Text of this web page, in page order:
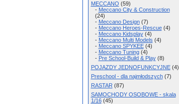
MECCANO (59)
- Meccano City & Construction
(24)
- Meccano Design(7)
- Meccano Heroes-Rescue(4)
- Meccano Kidsplay(4)
- Meccano Multi Models (4)
- Meccano SPYKEE(4)
- Meccano Tuning(4)
- Pre School-Build & Play(8)
POJAZDY JEDNOFUNKCYJNE(4)
Preschool - dla najmłodszych(7)
RASTAR (87)
SAMOCHODY OSOBOWE - skala
1/16(45)